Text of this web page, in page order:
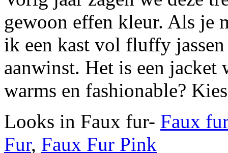
gewoon effen kleur. Als je
ik een kast vol fluffy
aanwinst. Het is een
warms en fashionable?
Looks in Faux fur- Faux
Fur, Faux Fur Pink